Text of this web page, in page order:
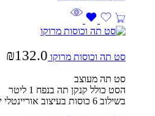
סט תה וכוסות מרוקו ₪132.0
סט תה מעוצב
הסט כולל קנקן תה בנפח 1 ליטר
בשילוב 6 כוסות בעיצוב אוריינטלי ייחודי